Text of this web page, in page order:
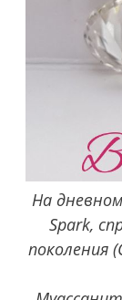
На
Spark,
поколения